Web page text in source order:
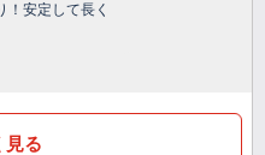
！安定して長く
見る